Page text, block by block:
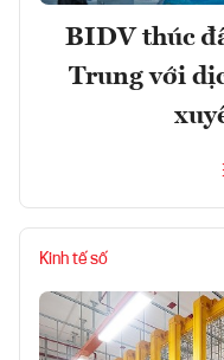
BIDV thúc
Trung với
Kinh tế số